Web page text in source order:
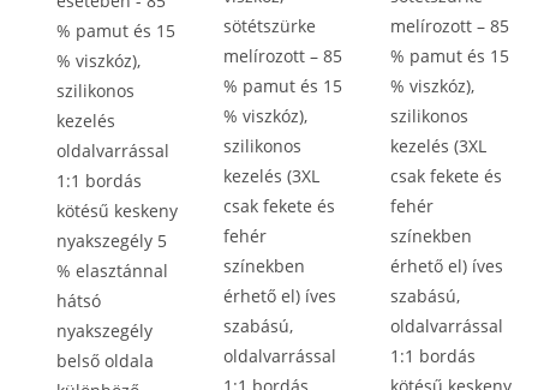
% pamut és 15
% viszkóz),
szilikonos
kezelés
oldalvarrással
1:1 bordás
kötésű keskeny
nyakszegély 5
% elasztánnal
hátsó
nyakszegély
belső oldala
sötétszürke
melírozott – 85
% pamut és 15
% viszkóz),
szilikonos
kezelés (3XL
csak fekete és
fehér
színekben
érhető el) íves
szabású,
oldalvarrással
melírozott – 85
% pamut és 15
% viszkóz),
szilikonos
kezelés (3XL
csak fekete és
fehér
színekben
érhető el) íves
szabású,
oldalvarrással
1:1 bordás